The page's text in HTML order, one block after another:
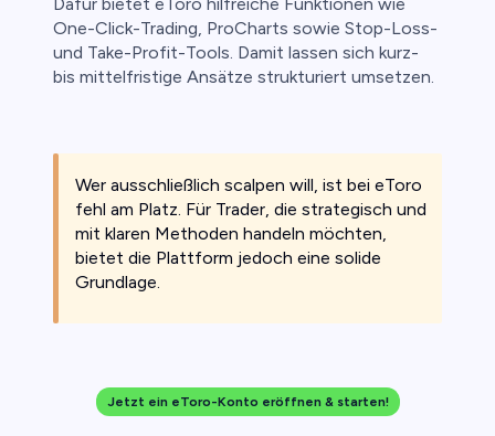
One-Click-Trading, ProCharts sowie Stop-Loss-
und Take-Profit-Tools. Damit lassen sich kurz-
bis mittelfristige Ansätze strukturiert umsetzen.
Wer ausschließlich scalpen will, ist bei eToro
fehl am Platz. Für Trader, die strategisch und
mit klaren Methoden handeln möchten,
bietet die Plattform jedoch eine solide
Grundlage.
Jetzt ein eToro-Konto eröffnen & starten!